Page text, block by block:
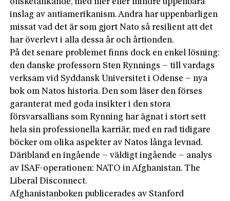
önsketänkande, med mer eller mind­re uppenbara
inslag av antiamerikanism. Andra har uppenbarligen
missat vad det är som gjort Nato så resilient att det
har överlevt i alla dessa år och årtionden.
På det senare problemet finns dock en enkel lösning:
den danske professorn Sten Rynnings – till vardags
verksam vid Syddansk Universitet i Odense – nya
bok om Natos historia. Den som läser den förses
garanterat med goda insikter i den stora
försvarsallians som Rynning har ägnat i stort sett
hela sin professionella karriär, med en rad tidigare
böcker om olika aspekter av Natos långa levnad.
Däribland en ingående – väldigt ingående – analys
av ISAF-operationen: NATO in Afghanistan. The
Liberal Disconnect.
Afghanistanboken publicerades av Stanford